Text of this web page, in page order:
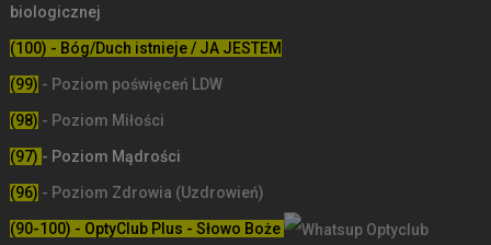
biologicznej
(100) - Bóg/Duch istnieje / JA JESTEM
(99) - Poziom poświęceń LDW
(98) - Poziom Miłości
(97) - Poziom Mądrości
(96) - Poziom Zdrowia (Uzdrowień)
(90-100) - OptyClub Plus - Słowo Boże